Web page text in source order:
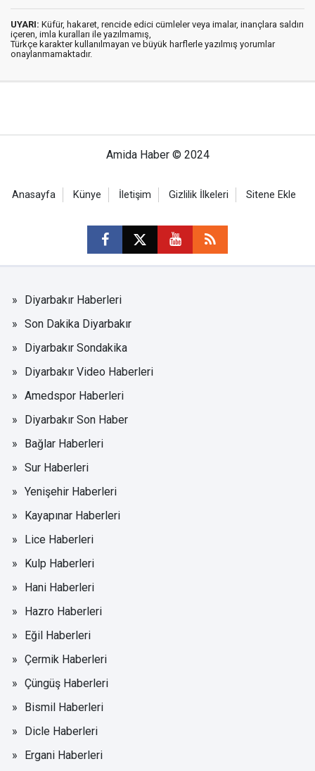
UYARI: Küfür, hakaret, rencide edici cümleler veya imalar, inançlara saldırı
içeren, imla kuralları ile yazılmamış,
Türkçe karakter kullanılmayan ve büyük harflerle yazılmış yorumlar
onaylanmamaktadır.
Amida Haber © 2024
Anasayfa Künye İletişim Gizlilik İlkeleri Sitene Ekle
Diyarbakır Haberleri
Son Dakika Diyarbakır
Diyarbakır Sondakika
Diyarbakır Video Haberleri
Amedspor Haberleri
Diyarbakır Son Haber
Bağlar Haberleri
Sur Haberleri
Yenişehir Haberleri
Kayapınar Haberleri
Lice Haberleri
Kulp Haberleri
Hani Haberleri
Hazro Haberleri
Eğil Haberleri
Çermik Haberleri
Çüngüş Haberleri
Bismil Haberleri
Dicle Haberleri
Ergani Haberleri